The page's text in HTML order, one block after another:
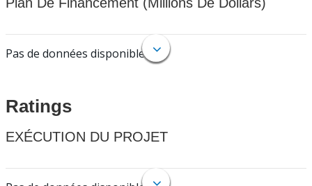
Pas de données disponibles.
Ratings
EXÉCUTION DU PROJET